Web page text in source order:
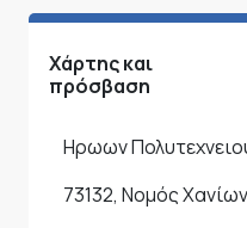
Χάρτης και
πρόσβαση
Ηρωων
73132, Νομός Χανίων